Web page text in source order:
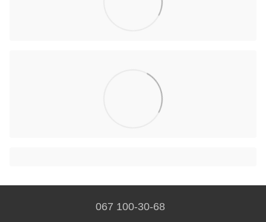
067 100-30-68